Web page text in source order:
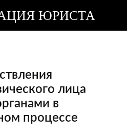
ЮРИСТА
лица
в
процессе